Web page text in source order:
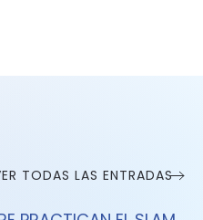
TODAS LAS ENTRADAS